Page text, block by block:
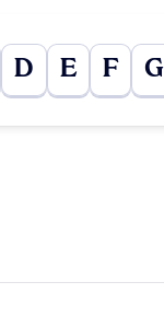
D E F G